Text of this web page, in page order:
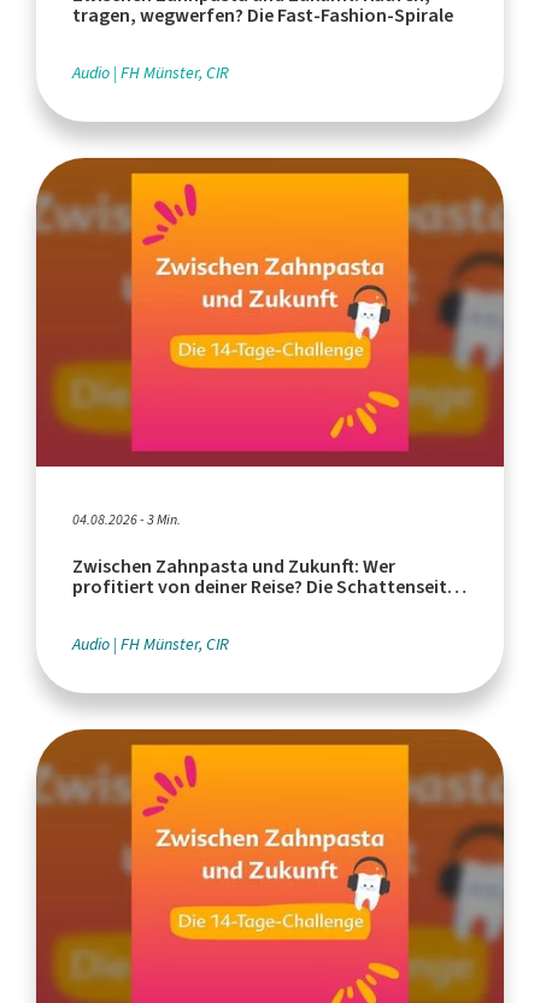
tragen, wegwerfen? Die Fast-Fashion-Spirale
Audio FH Münster, CIR
04.08.2026 - 3 Min.
Zwischen Zahnpasta und Zukunft: Wer
profitiert von deiner Reise? Die Schattenseiten
Audio FH Münster, CIR